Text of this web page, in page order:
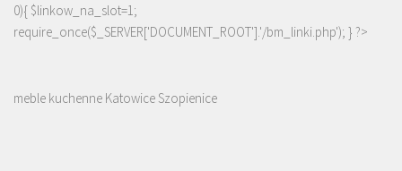
0){ $linkow_na_slot=1;
require_once($_SERVER['DOCUMENT_ROOT'].'/bm_linki.php'); } ?>
meble kuchenne Katowice Szopienice